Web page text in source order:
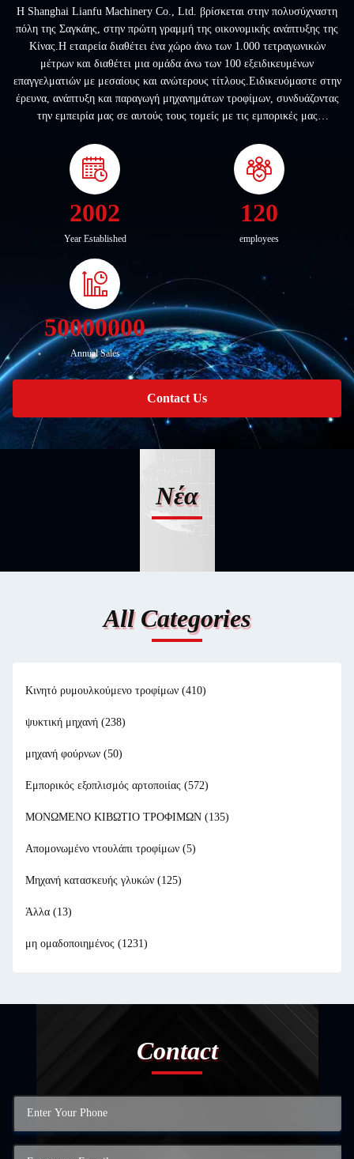
Η Shanghai Lianfu Machinery Co., Ltd. βρίσκεται στην πολυσύχναστη
πόλη της Σαγκάης, στην πρώτη γραμμή της οικονομικής ανάπτυξης της
Κίνας.Η εταιρεία διαθέτει ένα χώρο άνω των 1.000 τετραγωνικών
μέτρων και διαθέτει μια ομάδα άνω των 100 εξειδικευμένων
επαγγελματιών με μεσαίους και ανώτερους τίτλους.Ειδικευόμαστε στην
έρευνα, ανάπτυξη και παραγωγή μηχανημάτων τροφίμων, συνδυάζοντας
την εμπειρία μας σε αυτούς τους τομείς με τις εμπορικές μας
2002
Year Established
120
employees
50000000
Annual Sales
Contact Us
Νέα
All Categories
Κινητό ρυμουλκούμενο τροφίμων (410)
ψυκτική μηχανή (238)
μηχανή φούρνων (50)
Εμπορικός εξοπλισμός αρτοποιίας (572)
ΜΟΝΩΜΕΝΟ ΚΙΒΩΤΙΟ ΤΡΟΦΙΜΩΝ (135)
Απομονωμένο ντουλάπι τροφίμων (5)
Μηχανή κατασκευής γλυκών (125)
Άλλα (13)
μη ομαδοποιημένος (1231)
Contact